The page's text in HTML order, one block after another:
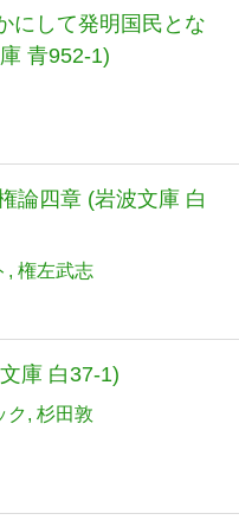
にして発明国民とな
青952-1)
論四章 (岩波文庫 白
権左武志
庫 白37-1)
ク 杉田敦